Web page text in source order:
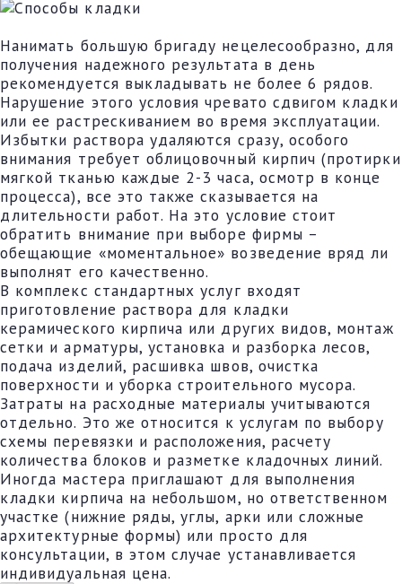
Нанимать большую бригаду нецелесообразно, для
получения надежного результата в день
рекомендуется выкладывать не более 6 рядов.
Нарушение этого условия чревато сдвигом кладки
или ее растрескиванием во время эксплуатации.
Избытки раствора удаляются сразу, особого
внимания требует облицовочный кирпич (протирки
мягкой тканью каждые 2-3 часа, осмотр в конце
процесса), все это также сказывается на
длительности работ. На это условие стоит
обратить внимание при выборе фирмы –
обещающие «моментальное» возведение вряд ли
выполнят его качественно.
В комплекс стандартных услуг входят
приготовление раствора для кладки
керамического кирпича или других видов, монтаж
сетки и арматуры, установка и разборка лесов,
подача изделий, расшивка швов, очистка
поверхности и уборка строительного мусора.
Затраты на расходные материалы учитываются
отдельно. Это же относится к услугам по выбору
схемы перевязки и расположения, расчету
количества блоков и разметке кладочных линий.
Иногда мастера приглашают для выполнения
кладки кирпича на небольшом, но ответственном
участке (нижние ряды, углы, арки или сложные
архитектурные формы) или просто для
консультации, в этом случае устанавливается
индивидуальная цена.